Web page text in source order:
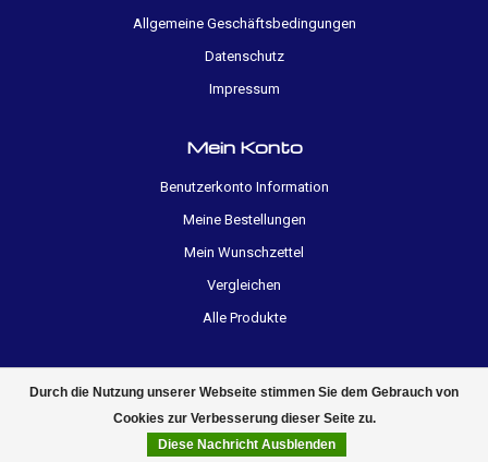
Durch die Nutzung unserer Webseite stimmen Sie dem Gebrauch von
Cookies zur Verbesserung dieser Seite zu.
Diese Nachricht Ausblenden
Allgemeine Geschäftsbedingungen
Datenschutz
Impressum
Mein Konto
Benutzerkonto Information
Meine Bestellungen
Mein Wunschzettel
Vergleichen
Alle Produkte